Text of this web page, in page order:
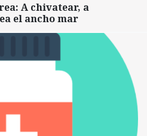
A chivatear, a
el ancho mar